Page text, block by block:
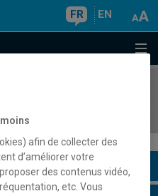
FR EN
afin de collecter des
d’améliorer votre
des contenus vidéo,
etc. Vous